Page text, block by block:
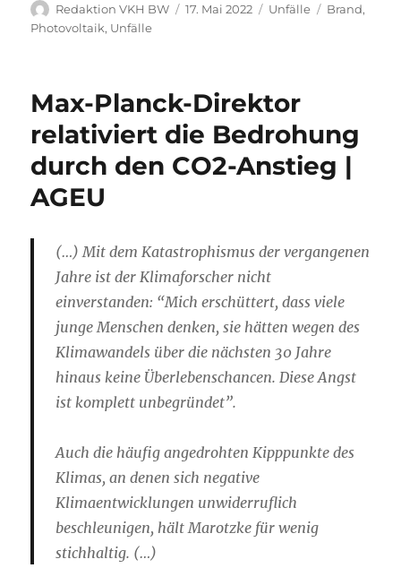
Autor
Redaktion VKH BW
Veröffentlicht
17. Mai 2022 Kategorien
Unfälle Brand,
Photovoltaik, Unfälle
Max-Planck-Direktor
relativiert die Bedrohung
durch den CO2-Anstieg |
AGEU
(…) Mit dem Katastrophismus der vergangenen
Jahre ist der Klimaforscher nicht
einverstanden: “Mich erschüttert, dass viele
junge Menschen denken, sie hätten wegen des
Klimawandels über die nächsten 30 Jahre
hinaus keine Überlebenschancen. Diese Angst
ist komplett unbegründet”.
Auch die häufig angedrohten Kipppunkte des
Klimas, an denen sich negative
Klimaentwicklungen unwiderruflich
beschleunigen, hält Marotzke für wenig
stichhaltig. (…)